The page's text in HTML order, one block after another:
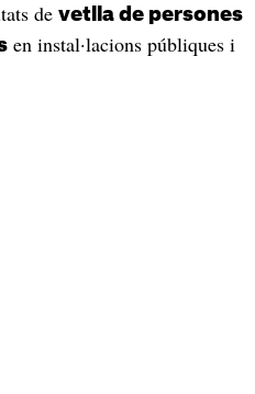
de vetlla de persones
en instal·lacions públiques i